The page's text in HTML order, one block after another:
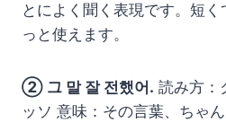
とによく聞く表現です。短
っと使えます。
② 그 말 잘 전했어. 読み方：
ッソ 意味：その言葉、ちゃん